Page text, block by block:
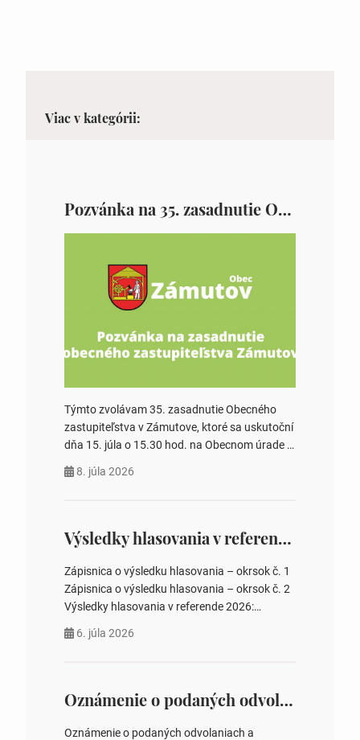
Viac v kategórii:
Pozvánka na 35. zasadnutie OZ v Zámutove
Týmto zvolávam 35. zasadnutie Obecného
zastupiteľstva v Zámutove, ktoré sa uskutoční
dňa 15. júla o 15.30 hod. na Obecnom úrade v
rokovania 2. Schválenie návrhovej komisie a
zastupiteľstiev, počtu poslancov obecných
zastupiteľstiev v nich 4. Schválenie odpredaja
obecného pozemku –…
8. júla 2026
Výsledky hlasovania v referende 2026
Zápisnica o výsledku hlasovania – okrsok č. 1
Zápisnica o výsledku hlasovania – okrsok č. 2
Výsledky hlasovania v referende 2026:
na hlasovaní https://www.volbysr.sk/…
6. júla 2026
Oznámenie o podaných odvolaniach a upovedomenie účastníkov konania o obsahu podaných odvolani – Verejná vyhláška
Oznámenie o podaných odvolaniach a